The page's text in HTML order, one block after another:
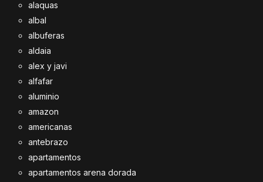
alaquas
albal
albuferas
aldaia
alex y javi
alfafar
aluminio
amazon
americanas
antebrazo
apartamentos
apartamentos arena dorada